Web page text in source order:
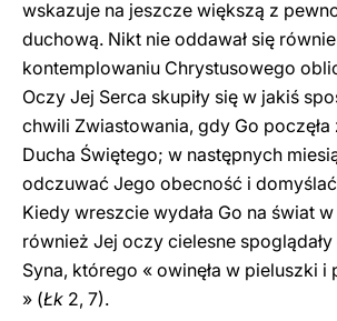
wskazuje na jeszcze większą z
duchową. Nikt nie oddawał się
kontemplowaniu Chrystusowego
Oczy Jej Serca skupiły się w jakiś
chwili Zwiastowania, gdy Go poczęła
Ducha Świętego; w następnych
odczuwać Jego obecność i
Kiedy wreszcie wydała Go na świat
również Jej oczy cielesne
Syna, którego « owinęła w pieluszki i
» (Łk 2, 7).